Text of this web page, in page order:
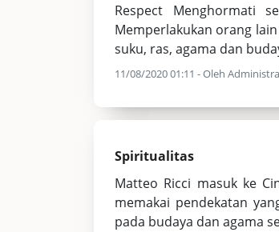
Respect Menghormati
Memperlakukan orang
suku, ras, agama dan
11/08/2020 01:11 - Oleh
Spiritualitas
Matteo Ricci masuk ke
memakai pendekatan
pada budaya dan agama